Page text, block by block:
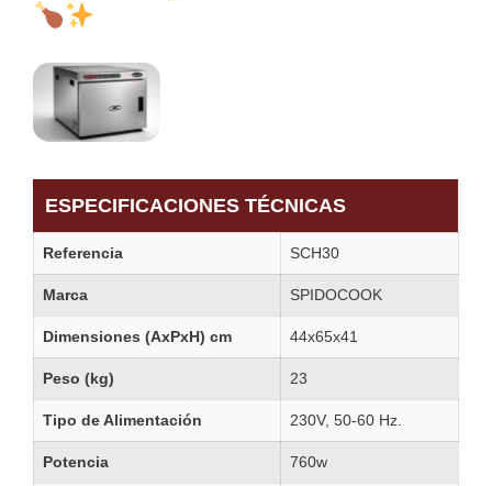
ESPECIFICACIONES TÉCNICAS
Referencia SCH30
Marca SPIDOCOOK
Dimensiones (AxPxH) cm 44x65x41
Peso (kg) 23
Tipo de Alimentación 230V, 50-60 Hz.
Potencia 760w